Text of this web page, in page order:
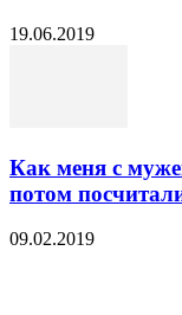
19.06.2019
Как меня с
потом
09.02.2019